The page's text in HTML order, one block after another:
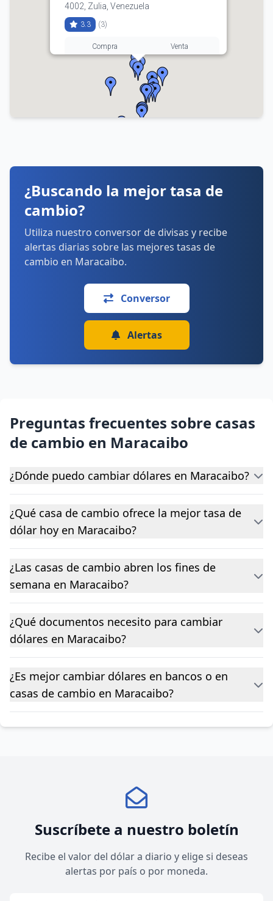
4002, Zulia, Venezuela
3.3 (3)
Compra
3.61
Venta
3.65
0261-7920079
lunes: 8:00–17:00
domingo: Cerrado
¿Buscando la mejor tasa de
cambio?
Utiliza nuestro conversor de divisas y recibe
alertas diarias sobre las mejores tasas de
cambio en Maracaibo.
Conversor
Alertas
Preguntas frecuentes sobre casas
de cambio en Maracaibo
¿Dónde puedo cambiar dólares en Maracaibo?
¿Qué casa de cambio ofrece la mejor tasa de
dólar hoy en Maracaibo?
¿Las casas de cambio abren los fines de
semana en Maracaibo?
¿Qué documentos necesito para cambiar
dólares en Maracaibo?
¿Es mejor cambiar dólares en bancos o en
casas de cambio en Maracaibo?
Suscríbete a nuestro boletín
Recibe el valor del dólar a diario y elige si deseas
alertas por país o por moneda.